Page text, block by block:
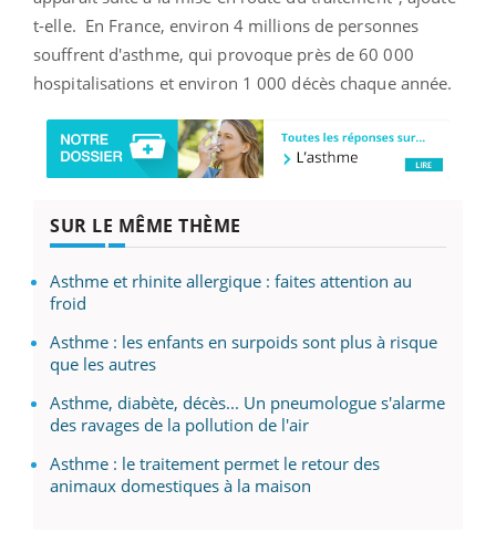
t-elle. En France, environ 4 millions de personnes
souffrent d'asthme, qui provoque près de 60 000
hospitalisations et environ 1 000 décès chaque année.
SUR LE MÊME THÈME
Asthme et rhinite allergique : faites attention au
froid
Asthme : les enfants en surpoids sont plus à risque
que les autres
Asthme, diabète, décès... Un pneumologue s'alarme
des ravages de la pollution de l'air
Asthme : le traitement permet le retour des
animaux domestiques à la maison